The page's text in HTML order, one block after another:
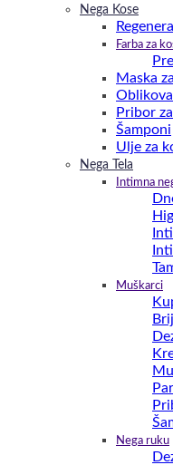
Nega Kose
Farba za
Maska
Pribor
Šamponi
Ulje za
Nega Tela
Intimna
Muškarci
Nega ruku